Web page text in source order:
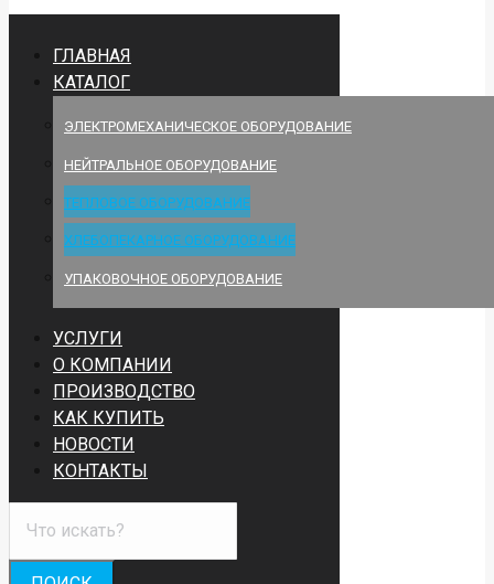
ГЛАВНАЯ
КАТАЛОГ
ЭЛЕКТРОМЕХАНИЧЕСКОЕ ОБОРУДОВАНИЕ
НЕЙТРАЛЬНОЕ ОБОРУДОВАНИЕ
ТЕПЛОВОЕ ОБОРУДОВАНИЕ
ХЛЕБОПЕКАРНОЕ ОБОРУДОВАНИЕ
УПАКОВОЧНОЕ ОБОРУДОВАНИЕ
УСЛУГИ
О КОМПАНИИ
ПРОИЗВОДСТВО
КАК КУПИТЬ
НОВОСТИ
КОНТАКТЫ